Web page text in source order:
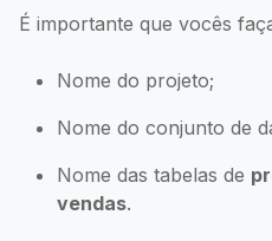
É importante que vocês
Nome do projeto;
Nome do conjunto de
Nome das tabelas de
vendas.